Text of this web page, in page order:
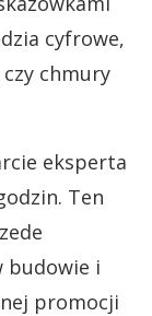
cyfrowe,
chmury
eksperta
Ten
budowie i
promocji